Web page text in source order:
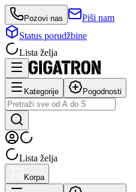
Pozovi nas
Piši nam
Status porudžbine
Lista želja
Kategorije Pogodnosti
Lista želja
Korpa